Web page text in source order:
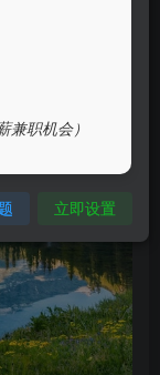
兼职机会）
立即设置